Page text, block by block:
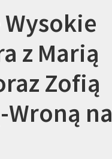
z Marią
Zofią
na